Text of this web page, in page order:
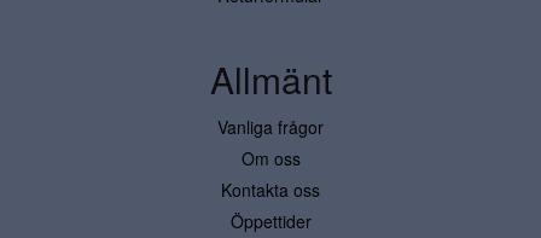
Allmänt
Vanliga frågor
Om oss
Kontakta oss
Öppettider